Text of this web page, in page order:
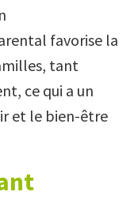
favorise la
tant
ce qui a un
et le bien-être